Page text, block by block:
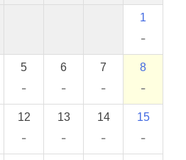
1
-
5
-
6
-
7
-
8
-
12
-
13
-
14
-
15
-